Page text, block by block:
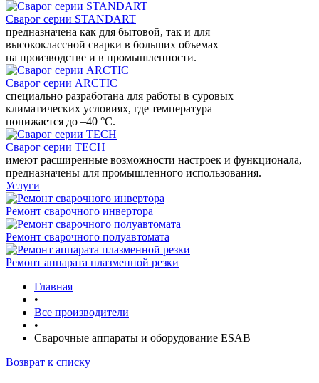
Сварог серии STANDART
предназначена как для бытовой, так и для
высококлассной сварки в больших объемах
на производстве и в промышленности.
Сварог серии ARCTIC
специально разработана для работы в суровых
климатических условиях, где температура
понижается до –40 °С.
Сварог серии TECH
имеют расширенные возможности настроек и функционала,
предназначены для промышленного использования.
Услуги
Ремонт сварочного инвертора
Ремонт сварочного полуавтомата
Ремонт аппарата плазменной резки
Главная
•
Все производители
•
Сварочные аппараты и оборудование ESAB
Возврат к списку